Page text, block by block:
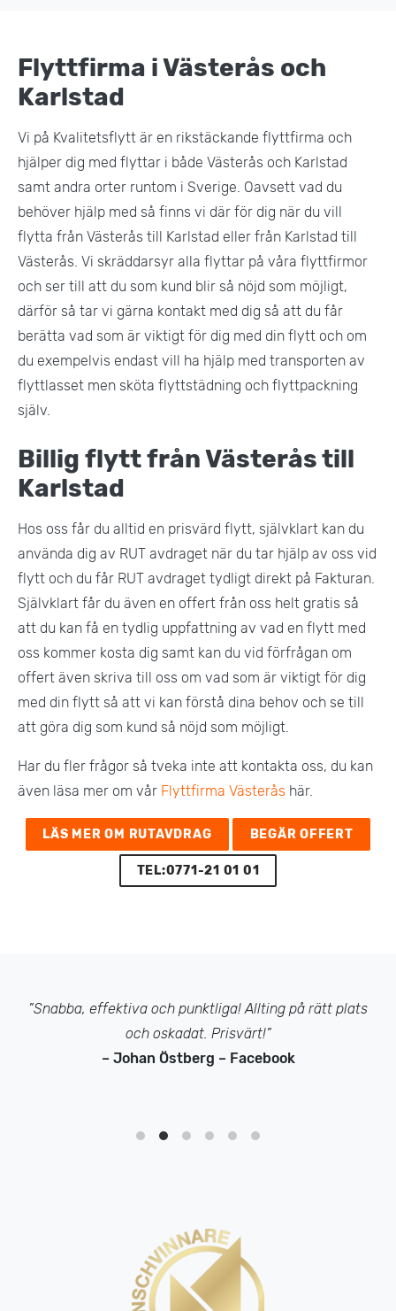
Flyttfirma i Västerås och
Karlstad
Vi på Kvalitetsflytt är en rikstäckande flyttfirma och
hjälper dig med flyttar i både Västerås och Karlstad
samt andra orter runtom i Sverige. Oavsett vad du
behöver hjälp med så finns vi där för dig när du vill
flytta från Västerås till Karlstad eller från Karlstad till
Västerås. Vi skräddarsyr alla flyttar på våra flyttfirmor
och ser till att du som kund blir så nöjd som möjligt,
därför så tar vi gärna kontakt med dig så att du får
berätta vad som är viktigt för dig med din flytt och om
du exempelvis endast vill ha hjälp med transporten av
flyttlasset men sköta flyttstädning och flyttpackning
själv.
Billig flytt från Västerås till
Karlstad
Hos oss får du alltid en prisvärd flytt, självklart kan du
använda dig av RUT avdraget när du tar hjälp av oss vid
flytt och du får RUT avdraget tydligt direkt på Fakturan.
Självklart får du även en offert från oss helt gratis så
att du kan få en tydlig uppfattning av vad en flytt med
oss kommer kosta dig samt kan du vid förfrågan om
offert även skriva till oss om vad som är viktigt för dig
med din flytt så att vi kan förstå dina behov och se till
att göra dig som kund så nöjd som möjligt.
Har du fler frågor så tveka inte att kontakta oss, du kan
även läsa mer om vår Flyttfirma Västerås här.
LÄS MER OM RUTAVDRAG BEGÄR OFFERT
TEL:0771-21 01 01
”Snabba, effektiva och punktliga! Allting på rätt plats
och oskadat. Prisvärt!”
– Johan Östberg – Facebook